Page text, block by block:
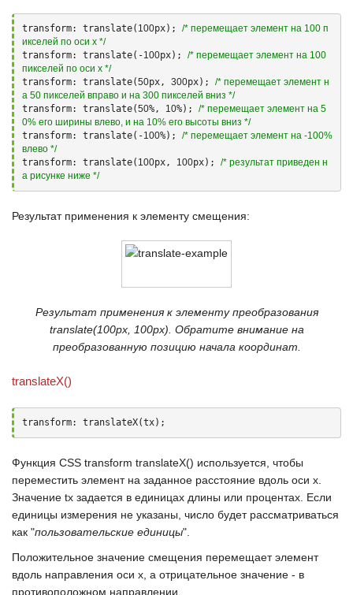
transform: translate( 100px); /* перемещает элемент на 100 п
икселей по оси x */
transform: translate(-100px); /* перемещает элемент на 100
пикселей по оси x */
transform: translate(50px, 300px); /* перемещает элемент н
а 50 пикселей вправо и на 300 пикселей вниз */
transform: translate(50%, 10%); /* перемещает элемент на 5
0% его ширины влево, и на 10% его высоты вниз */
transform: translate(-100%); /* перемещает элемент на -100%
влево */
transform: translate( 100px, 100px); /* результат приведен н
а рисунке ниже */
Результат применения к элементу смещения:
Результат применения к элементу преобразования
translate(100px, 100px). Обратите внимание на
преобразованную позицию начала координат.
translateX()
transform: translateX(tx);
Функция CSS transform translateX() используется, чтобы
переместить элемент на заданное расстояние вдоль оси х
Значение tx задается в единицах длины или процентах. Если
единицы измерения не указаны, число будет рассматриваться
как "пользовательские единицы".
Положительное значение смещения перемещает элемент
вдоль направления оси х , а отрицательное значение - в
противоположном направлении.